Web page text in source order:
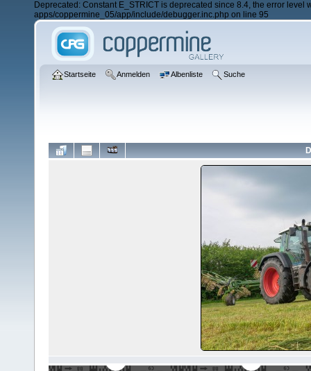
Deprecated: Constant E_STRICT is deprecated since 8.4, the error
apps/coppermine_05/app/include/debugger.inc.php on line 95
Startseite Anmelden Albenliste Suche